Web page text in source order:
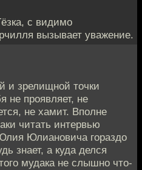
с видимо
вызывает уважение.
и зрелищной точки
не проявляет, не
не хамит. Вполне
читать интервью
Юлиановича гораздо
знает, а куда делся
мудака не слышно что-